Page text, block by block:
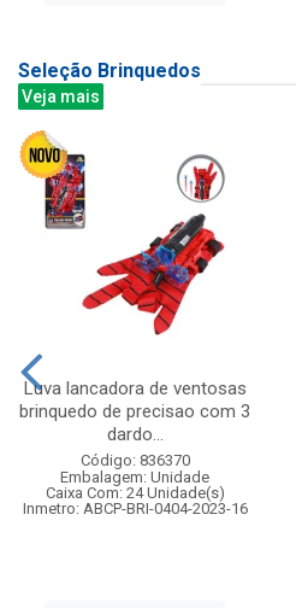
Seleção Brinquedos
Veja mais
Luva lancadora de ventosas
brinquedo de precisao com 3
dardo...
Código: 836370
Embalagem: Unidade
Caixa Com: 24 Unidade(s)
Inmetro: ABCP-BRI-0404-2023-16